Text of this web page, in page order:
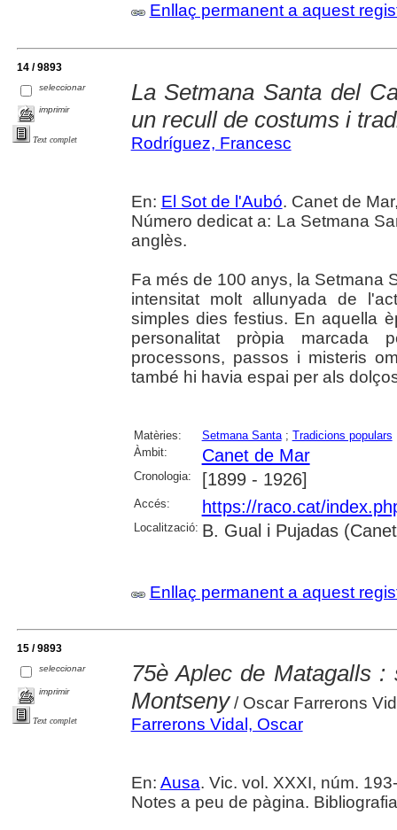
Enllaç permanent a aquest
14 / 9893
seleccionar
imprimir
Text complet
La Setmana Santa del
un recull de costums i
Rodríguez, Francesc
En: El Sot de l'Aubó. Canet de
Número dedicat a: La Setmana
anglès.
Fa més de 100 anys, la Setmana
intensitat molt allunyada de
simples dies festius. En aquella
personalitat pròpia marcada
processons, passos i misteris
també hi havia espai per als
Matèries: Setmana Santa; Tradicions populars
Àmbit:
Canet de Mar
Cronologia: [1899 - 1926]
Accés: https://raco.cat/
Localització: B. Gual i Pujadas
Enllaç permanent a aquest
15 / 9893
seleccionar
imprimir
Text complet
75è Aplec de Matagalls
Montseny/ Oscar Farrerons
Farrerons Vidal, Oscar
En: Ausa. Vic. vol. XXXI, núm.
Notes a peu de pàgina.